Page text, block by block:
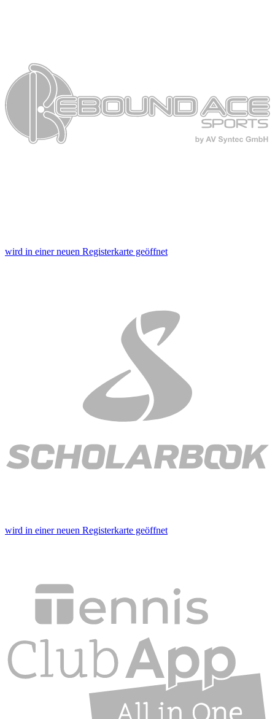
wird in einer neuen Registerkarte geöffnet
wird in einer neuen Registerkarte geöffnet